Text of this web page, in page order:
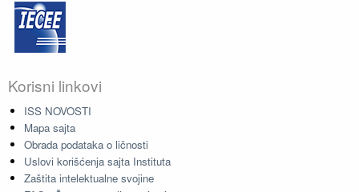
Korisni linkovi
ISS NOVOSTI
Mapa sajta
Obrada podataka o ličnosti
Uslovi korišćenja sajta Instituta
Zaštita intelektualne svojine